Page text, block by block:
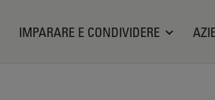
IMPARARE E CONDIVIDERE